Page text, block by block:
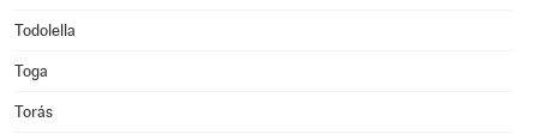
Todolella
Toga
Torás